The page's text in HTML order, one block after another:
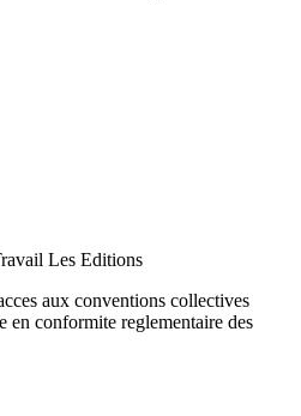
Les Editions
aux conventions collectives
en conformite reglementaire des